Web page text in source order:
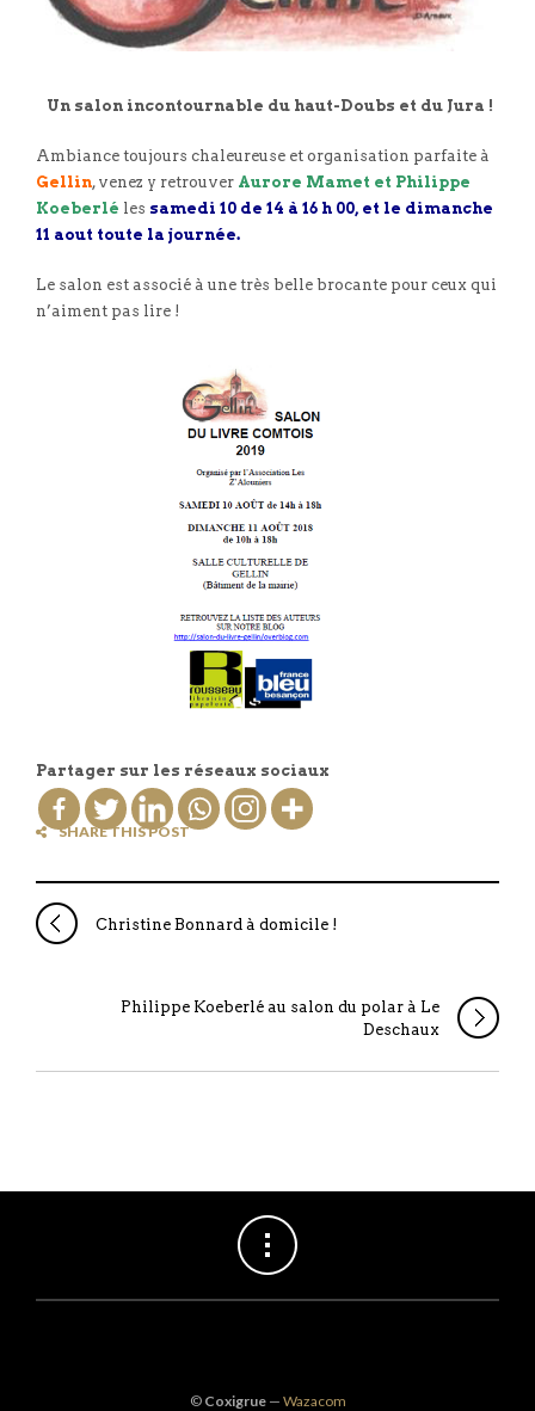
Un salon incontournable du haut-Doubs et du Jura !
Ambiance toujours chaleureuse et organisation parfaite à
Gellin, venez y retrouver Aurore Mamet et Philippe
Koeberlé les samedi 10 de 14 à 16 h 00, et le dimanche
11 aout toute la journée.
Le salon est associé à une très belle brocante pour ceux qui
n’aiment pas lire !
Partager sur les réseaux sociaux
SHARE THIS POST
Christine Bonnard à domicile !
Philippe Koeberlé au salon du polar à Le
Deschaux
© Coxigrue— Wazacom